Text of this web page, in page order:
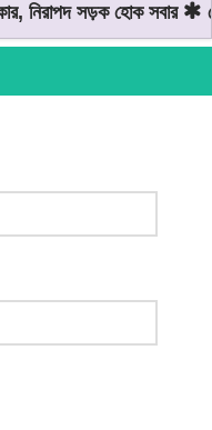
নিরাপদ সড়ক হোক সবার